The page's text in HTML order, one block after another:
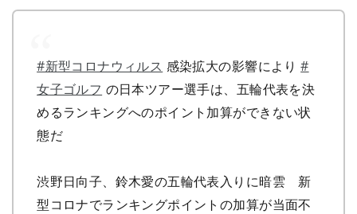
#新型コロナウィルス 感染拡大の影響により#
女子ゴルフ の日本ツアー選手は、五輪代表を決
めるランキングへのポイント加算ができない状
態だ
渋野日向子、鈴木愛の五輪代表入りに暗雲 新
型コロナでランキングポイントの加算が当面不